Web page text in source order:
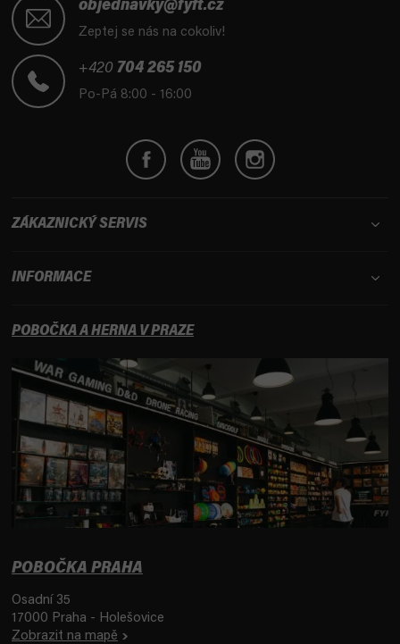
objednavky@fyft.cz
Zeptej se nás na cokoliv!
+420 704 265 150
Po-Pá 8:00 - 16:00
ZÁKAZNICKÝ SERVIS
INFORMACE
POBOČKA A HERNA V PRAZE
POBOČKA PRAHA
Osadní 35
17000 Praha - Holešovice
Zobrazit na mapě